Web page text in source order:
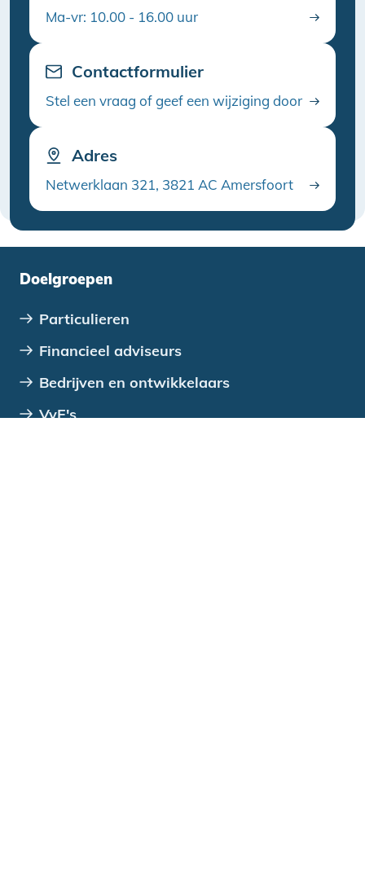
Ma-vr: 10.00 - 16.00 uur
Contactformulier
Stel een vraag of geef een wijziging door
Adres
Netwerklaan 321, 3821 AC Amersfoort
Doelgroepen
Particulieren
Financieel adviseurs
Bedrijven en ontwikkelaars
VvE's